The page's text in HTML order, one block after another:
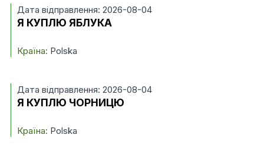
Дата відправлення: 2026-08-04
Я КУПЛЮ ЯБЛУКА
Країна: Polska
Дата відправлення: 2026-08-04
Я КУПЛЮ ЧОРНИЦЮ
Країна: Polska